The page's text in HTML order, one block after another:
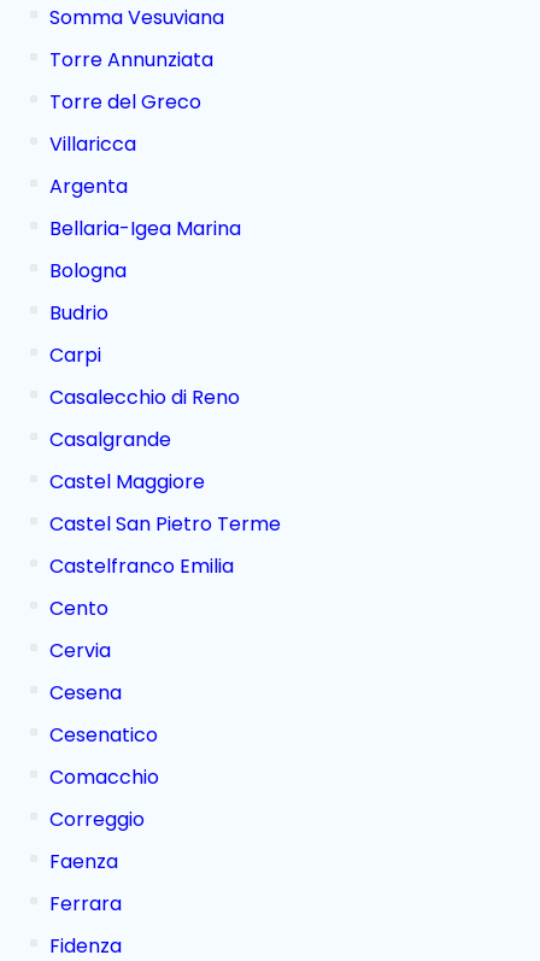
Somma Vesuviana
Torre Annunziata
Torre del Greco
Villaricca
Argenta
Bellaria-Igea Marina
Bologna
Budrio
Carpi
Casalecchio di Reno
Casalgrande
Castel Maggiore
Castel San Pietro Terme
Castelfranco Emilia
Cento
Cervia
Cesena
Cesenatico
Comacchio
Correggio
Faenza
Ferrara
Fidenza